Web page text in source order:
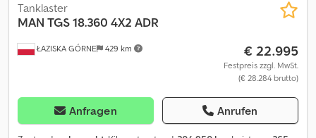
ŁAZISKA GÓRNE 429 km
Tanklaster
MAN TGS 18.360 4X2 ADR
€ 22.995
Festpreis zzgl. MwSt.
(€ 28.284 brutto)
Anfragen Anrufen